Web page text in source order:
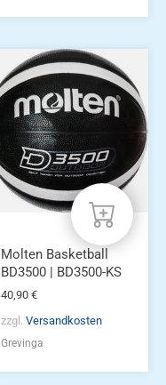
Molten Basketball
BD3500 | BD3500-KS
40,90 €
zzgl. Versandkosten
Grevinga